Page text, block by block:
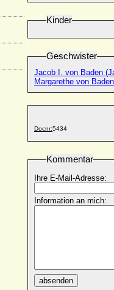
Kinder
Geschwister
Jacob I. von Baden
Margarethe von Baden
Docnr:5434
Kommentar
Ihre E-Mail-Adresse:
Information an mich:
absenden